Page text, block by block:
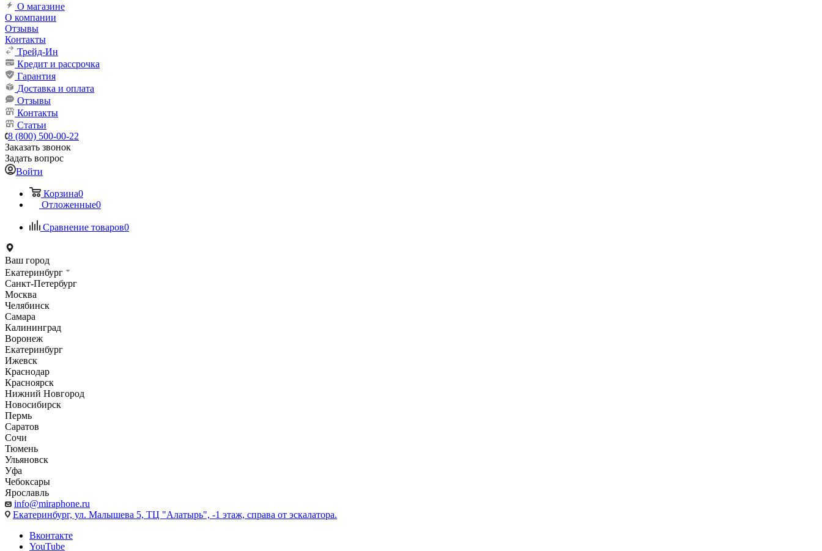
О магазине
О компании
Отзывы
Контакты
Трейд-Ин
Кредит и рассрочка
Гарантия
Доставка и оплата
Отзывы
Контакты
Статьи
8 (800) 500-00-22
Заказать звонок
Задать вопрос
Войти
Корзина0
Отложенные0
Сравнение товаров0
Ваш город
Екатеринбург
Санкт-Петербург
Москва
Челябинск
Самара
Калининград
Воронеж
Екатеринбург
Ижевск
Краснодар
Красноярск
Нижний Новгород
Новосибирск
Пермь
Саратов
Сочи
Тюмень
Ульяновск
Уфа
Чебоксары
Ярославль
info@miraphone.ru
Екатеринбург, ул. Малышева 5, ТЦ "Алатырь", -1 этаж, справа от эскалатора.
Вконтакте
YouTube